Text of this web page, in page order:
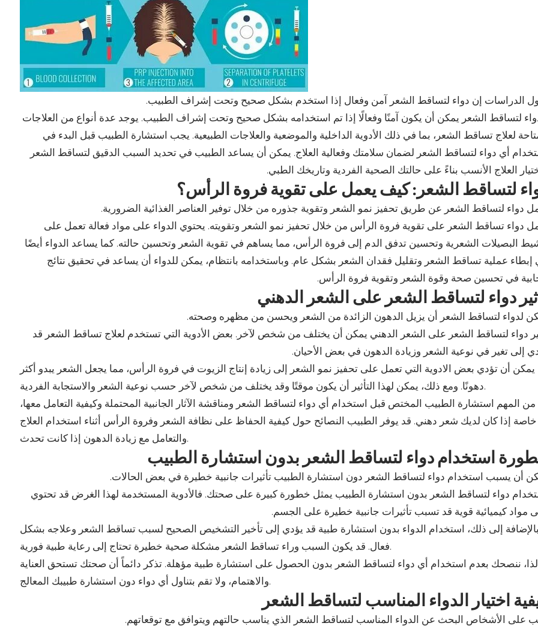
الدراسات إن دواء لتساقط الشعر آمن وفعال إذا استخدم بشكل صحيح وتحت إشراف الطبيب.
لتساقط الشعر يمكن أن يكون آمنًا وفعالًا إذا تم استخدامه بشكل صحيح وتحت إشراف الطبيب. يوجد عدة أنواع من العلاجات
لعلاج تساقط الشعر، بما في ذلك الأدوية الداخلية والموضعية والعلاجات الطبيعية. يجب استشارة الطبيب قبل البدء في
أي دواء لتساقط الشعر لضمان سلامتك وفعالية العلاج. يمكن أن يساعد الطبيب في تحديد السبب الدقيق لتساقط الشعر
العلاج الأنسب بناءً على حالتك الصحية الفردية وتاريخك الطبي.
لتساقط الشعر: كيف يعمل على تقوية فروة الرأس؟
دواء لتساقط الشعر عن طريق تحفيز نمو الشعر وتقوية جذوره من خلال توفير العناصر الغذائية الضرورية.
دواء تساقط الشعر على تقوية فروة الرأس من خلال تحفيز نمو الشعر وتقويته. يحتوي الدواء على مواد فعالة تعمل على
البصيلات الشعرية وتحسين تدفق الدم إلى فروة الرأس، مما يساهم في تقوية الشعر وتحسين حالته. كما يساعد الدواء أيضًا
إبطاء عملية تساقط الشعر وتقليل فقدان الشعر بشكل عام. وباستخدامه بانتظام، يمكن للدواء أن يساعد في تحقيق نتائج
في تحسين صحة وقوة الشعر وتقوية فروة الرأس.
دواء لتساقط الشعر على الشعر الدهني
لدواء لتساقط الشعر أن يزيل الدهون الزائدة من الشعر ويحسن من مظهره وصحته.
دواء لتساقط الشعر على الشعر الدهني يمكن أن يختلف من شخص لآخر. بعض الأدوية التي تستخدم لعلاج تساقط الشعر قد
إلى تغير في نوعية الشعر وزيادة الدهون في بعض الأحيان.
يمكن أن تؤدي بعض الادوية التي تعمل على تحفيز نمو الشعر إلى زيادة إنتاج الزيوت في فروة الرأس، مما يجعل الشعر يبدو أكثر
دهونًا. ومع ذلك، يمكن لهذا التأثير أن يكون موقتًا وقد يختلف من شخص لآخر حسب نوعية الشعر والاستجابة الفردية.
من المهم استشارة الطبيب المختص قبل استخدام أي دواء لتساقط الشعر ومناقشة الآثار الجانبية المحتملة وكيفية التعامل معها،
خاصة إذا كان لديك شعر دهني. قد يوفر الطبيب النصائح حول كيفية الحفاظ على نظافة الشعر وفروة الرأس أثناء استخدام العلاج
والتعامل مع زيادة الدهون إذا كانت تحدث.
استخدام دواء لتساقط الشعر بدون استشارة الطبيب
أن يسبب استخدام دواء لتساقط الشعر دون استشارة الطبيب تأثيرات جانبية خطيرة في بعض الحالات.
دواء لتساقط الشعر بدون استشارة الطبيب يمثل خطورة كبيرة على صحتك. فالأدوية المستخدمة لهذا الغرض قد تحتوي
مواد كيميائية قوية قد تسبب تأثيرات جانبية خطيرة على الجسم.
إلى ذلك، استخدام الدواء بدون استشارة طبية قد يؤدي إلى تأخير التشخيص الصحيح لسبب تساقط الشعر وعلاجه بشكل
فعال. قد يكون السبب وراء تساقط الشعر مشكلة صحية خطيرة تحتاج إلى رعاية طبية فورية.
لذا، ننصحك بعدم استخدام أي دواء لتساقط الشعر بدون الحصول على استشارة طبية مؤهلة. تذكر دائماً أن صحتك تستحق العناية
والاهتمام، ولا تقم بتناول أي دواء دون استشارة طبيبك المعالج.
اختيار الدواء المناسب لتساقط الشعر
على الأشخاص البحث عن الدواء المناسب لتساقط الشعر الذي يناسب حالتهم ويتوافق مع توقعاتهم.